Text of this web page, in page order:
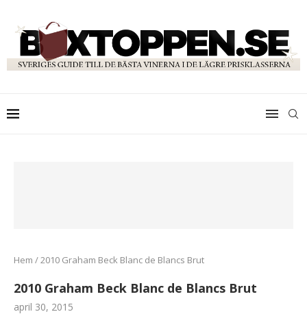
Hem /2010 Graham Beck Blanc de Blancs Brut
2010 Graham Beck Blanc de Blancs Brut
april 30, 2015